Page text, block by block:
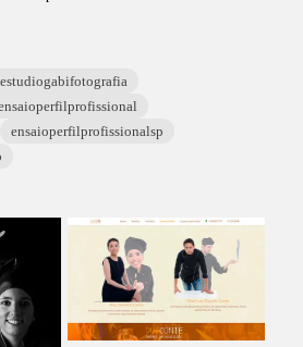
estudiogabifotografia
ensaioperfilprofissionalsp